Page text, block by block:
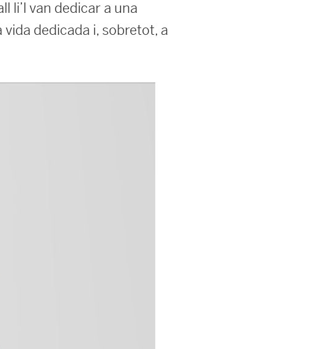
li’l van dedicar a una
dedicada i, sobretot, a